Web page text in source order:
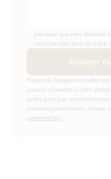
J’accepte que mes
recontacté(e) dans le cadre
Envoyer
Placard & Rangement collecte
pouvoir répondre à votre
droits ainsi que nos
données personnelles, cliquez
personnelles.